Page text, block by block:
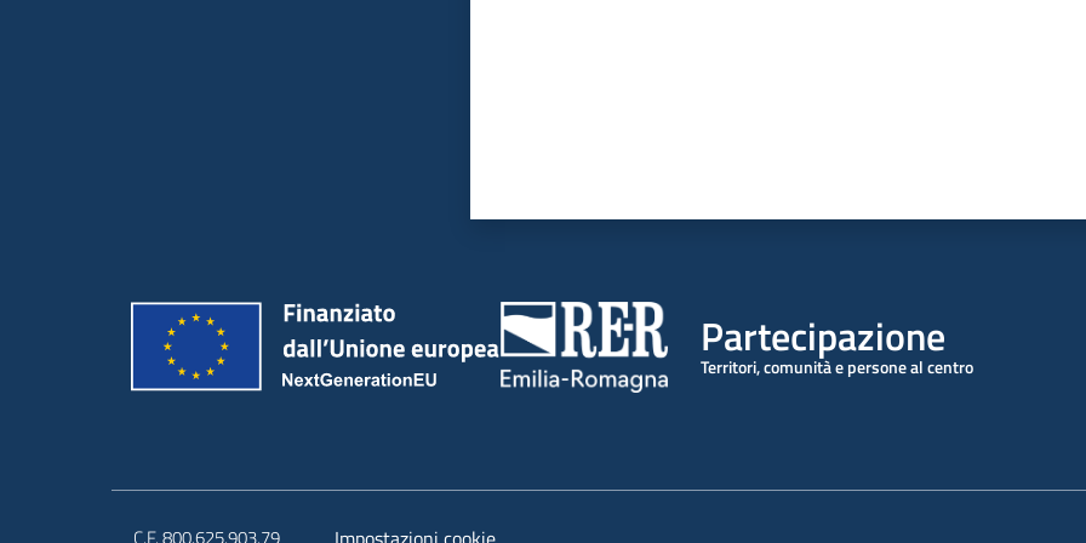
Partecipazione
Territori, comunità e persone al centro